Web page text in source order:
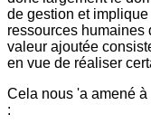
de gestion et
ressources humaines
valeur ajoutée
en vue de réaliser
Cela nous 'a amené
: